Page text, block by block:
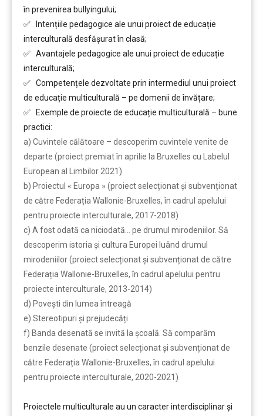
în prevenirea bullyingului;
✅ Intențiile pedagogice ale unui proiect de educație
interculturală desfășurat în clasă;
✅ Avantajele pedagogice ale unui proiect de educație
interculturală;
✅ Competențele dezvoltate prin intermediul unui proiect
de educație multiculturală – pe domenii de învățare;
✅ Exemple de proiecte de educație multiculturală – bune
practici:
a) Cuvintele călătoare – descoperim cuvintele venite de
departe (proiect premiat în aprilie la Bruxelles cu Labelul
European al Limbilor 2021)
b) Proiectul « Europa » (proiect selecționat și subvenționat
de către Federația Wallonie-Bruxelles, în cadrul apelului
pentru proiecte interculturale, 2017-2018)
c) A fost odată ca niciodată… pe drumul mirodeniilor. Să
descoperim istoria și cultura Europei luând drumul
mirodeniilor (proiect selecționat și subvenționat de către
Federația Wallonie-Bruxelles, în cadrul apelului pentru
proiecte interculturale, 2013-2014)
d) Povești din lumea întreagă
e) Stereotipuri și prejudecăți
f) Banda desenată se invită la școală. Să comparăm
benzile desenate (proiect selecționat și subvenționat de
către Federația Wallonie-Bruxelles, în cadrul apelului
pentru proiecte interculturale, 2020-2021)
Proiectele multiculturale au un caracter interdisciplinar și